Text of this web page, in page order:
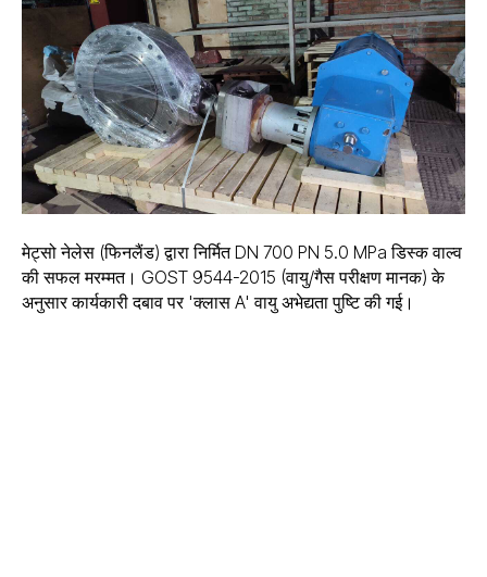
मेट्सो नेलेस (फिनलैंड) द्वारा निर्मित DN 700 PN 5.0 MPa डिस्क वाल्व
की सफल मरम्मत। GOST 9544-2015 (वायु/गैस परीक्षण मानक) के
अनुसार कार्यकारी दबाव पर 'क्लास A' वायु अभेद्यता पुष्टि की गई।